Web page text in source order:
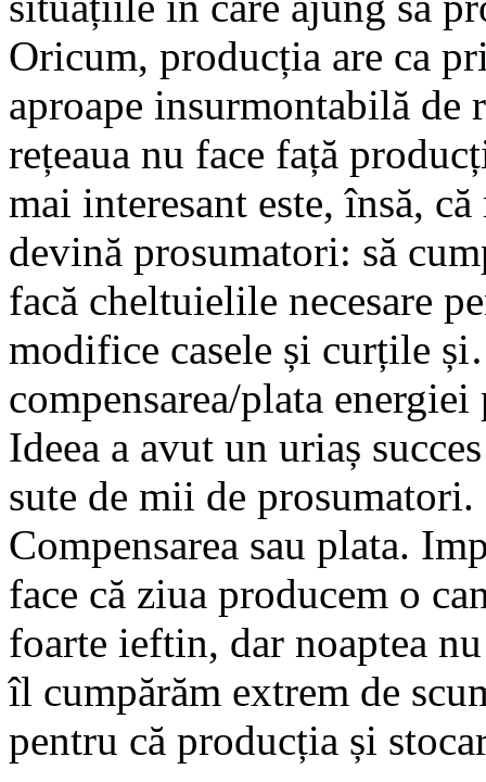
Oricum, producția are ca
aproape insurmontabilă de
rețeaua nu face față
mai interesant este, însă,
devină prosumatori: să
facă cheltuielile necesare
modifice casele și curțile
compensarea/plata
Ideea a avut un uriaș
sute de mii de
Compensarea sau plata.
face că ziua producem o
foarte ieftin, dar noaptea
îl cumpărăm extrem de
pentru că producția și